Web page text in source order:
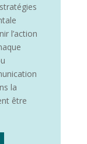
l’action
la
être